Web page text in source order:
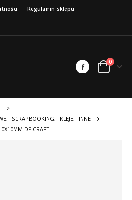
Regulamin sklepu
0
, SCRAPBOOKING, KLEJE,
INNE
DP CRAFT